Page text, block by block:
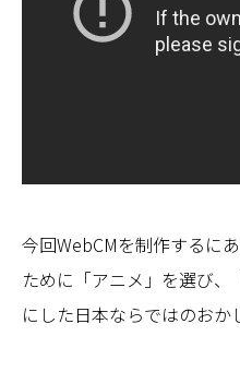
今回WebCMを制作するに
ために「アニメ」を選び
にした日本ならではのおか